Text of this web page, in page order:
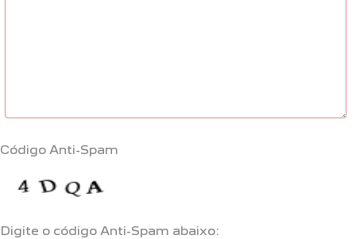
Código Anti-Spam
Digite o código Anti-Spam abaixo: